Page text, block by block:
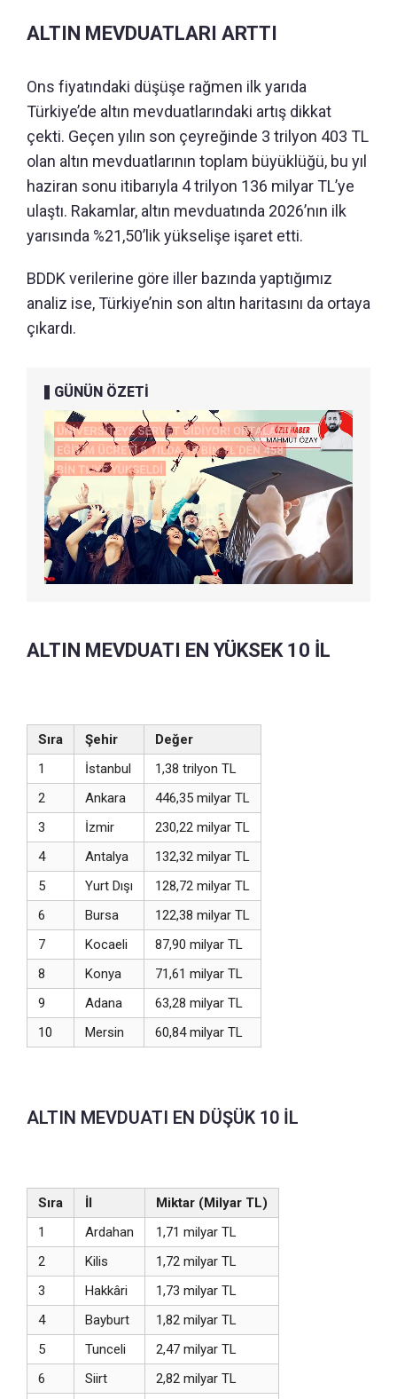
ALTIN MEVDUATLARI ARTTI
Ons fiyatındaki düşüşe rağmen ilk yarıda
Türkiye’de altın mevduatlarındaki artış dikkat
çekti. Geçen yılın son çeyreğinde 3 trilyon 403 TL
olan altın mevduatlarının toplam büyüklüğü, bu yıl
haziran sonu itibarıyla 4 trilyon 136 milyar TL’ye
ulaştı. Rakamlar, altın mevduatında 2026’nın ilk
yarısında %21,50’lik yükselişe işaret etti.
BDDK verilerine göre iller bazında yaptığımız
analiz ise, Türkiye’nin son altın haritasını da ortaya
çıkardı.
GÜNÜN ÖZETİ
ALTIN MEVDUATI EN YÜKSEK 10 İL
Sıra Şehir
Değer
1
İstanbul
1,38 trilyon TL
2
Ankara
446,35 milyar TL
3
İzmir
230,22 milyar TL
4
Antalya
132,32 milyar TL
5
Yurt Dışı
128,72 milyar TL
6
Bursa
122,38 milyar TL
7
Kocaeli
87,90 milyar TL
8
Konya
71,61 milyar TL
9
Adana
63,28 milyar TL
10
Mersin 60,84 milyar TL
ALTIN MEVDUATI EN DÜŞÜK 10 İL
Sıra İl
Miktar (Milyar TL)
1
Ardahan
1,71 milyar TL
2
Kilis
1,72 milyar TL
3
Hakkâri
1,73 milyar TL
4
Bayburt
1,82 milyar TL
5
Tunceli
2,47 milyar TL
6
Siirt
2,82 milyar TL